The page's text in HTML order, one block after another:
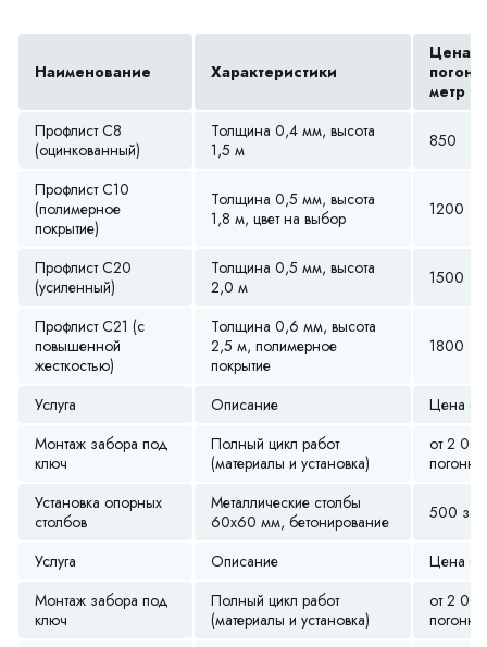
Наименование Характеристики
Цена
метр
Профлист С8
(оцинкованный)
Толщина 0,4 мм, высота
1,5 м
850
Профлист С10
(полимерное
покрытие)
Толщина 0,5 мм, высота
1,8 м, цвет на выбор
1200
Профлист С20
(усиленный)
Толщина 0,5 мм, высота
2,0 м
1500
Профлист С21 (с
повышенной
жесткостью)
Толщина 0,6 мм, высота
2,5 м, полимерное
покрытие
1800
Услуга Описание
Цена
Монтаж забора под
ключ
Полный цикл работ
(материалы и установка)
от 2
Установка опорных
столбов
Металлические столбы
60х60 мм, бетонирование
500 за
Услуга Описание
Цена
Монтаж забора под
ключ
Полный цикл работ
(материалы и установка)
от 2